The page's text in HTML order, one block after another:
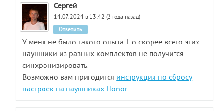
Сергей
14.07.2024 в 13:42 (2 года назад)
У меня не было такого опыта. Но скорее всего этих
наушники из разных комплектов не получится
синхронизировать.
Возможно вам пригодитсяинструкция по сбросу
настроек на наушниках Honor.
Ответить